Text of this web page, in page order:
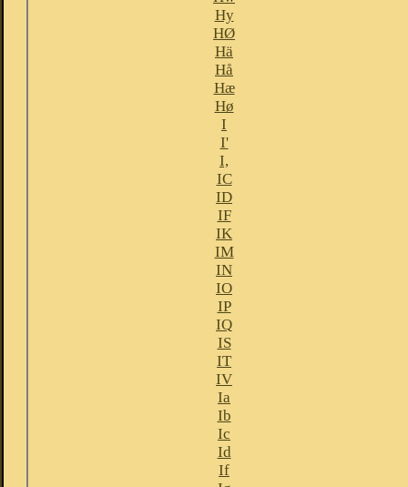
Hy
HØ
Hä
Hå
Hæ
Hø
I
I'
I,
IC
ID
IF
IK
IM
IN
IO
IP
IQ
IS
IT
IV
Ia
Ib
Ic
Id
If